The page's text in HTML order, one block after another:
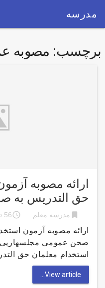
مدرسه
برچسب: مصوبه
ارائه مصوبه
حق التدریس
bookmark مدرسه معلم access_time
56 years ago
ارائه مصوبه آزمون
صحن عمومی مجلسهارپی
استخدام معلمان حق
View article...